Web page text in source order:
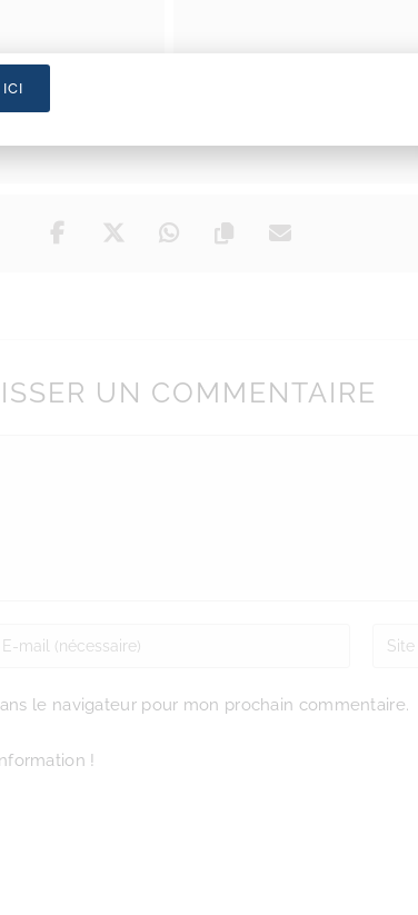
UN COMMENTAIRE
le navigateur pour mon prochain commentaire.
!